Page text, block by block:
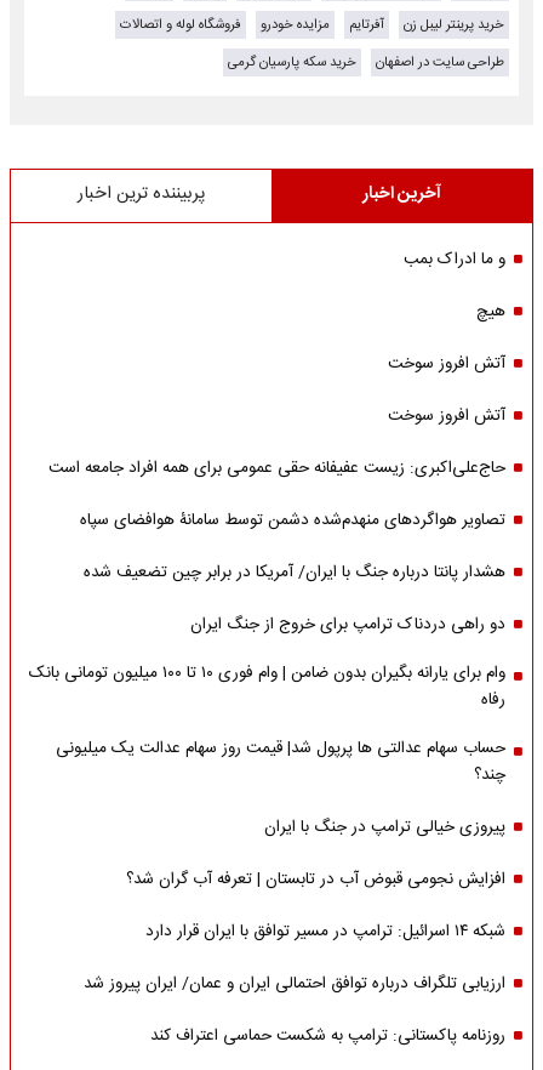
خرید پرینتر لیبل زن
آفرتایم مزایده خودرو
فروشگاه لوله و اتصالات
طراحی سایت در اصفهان
خرید سکه پارسیان گرمی
آخرین اخبار پربیننده ترین اخبار
و ما ادراک بمب
هیچ
آتش افروز سوخت
آتش افروز سوخت
حاج‌علی‌اکبری: زیست عفیفانه حقی عمومی برای همه افراد جامعه است
تصاویر هواگردهای منهدم‌شده دشمن توسط سامانۀ هوافضای سپاه
هشدار پانتا درباره جنگ با ایران/ آمریکا در برابر چین تضعیف شده
دو راهی دردناک ترامپ برای خروج از جنگ ایران
وام برای یارانه بگیران بدون ضامن | وام فوری ۱۰ تا ۱۰۰ میلیون تومانی بانک
رفاه
حساب سهام عدالتی ها پرپول شد| قیمت روز سهام عدالت یک میلیونی
چند؟
پیروزی خیالی ترامپ در جنگ با ایران
افزایش نجومی قبوض آب در تابستان | تعرفه آب گران شد؟
شبکه ۱۴ اسرائیل: ترامپ در مسیر توافق با ایران قرار دارد
ارزیابی تلگراف درباره توافق احتمالی ایران و عمان/ ایران پیروز شد
روزنامه پاکستانی: ترامپ به شکست حماسی اعتراف کند